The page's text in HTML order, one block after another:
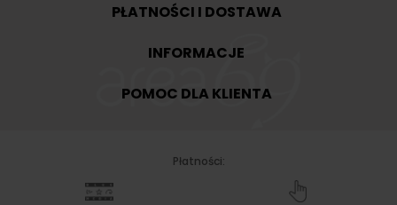
PŁATNOŚCI I DOSTAWA
INFORMACJE
POMOC DLA KLIENTA
Płatności: